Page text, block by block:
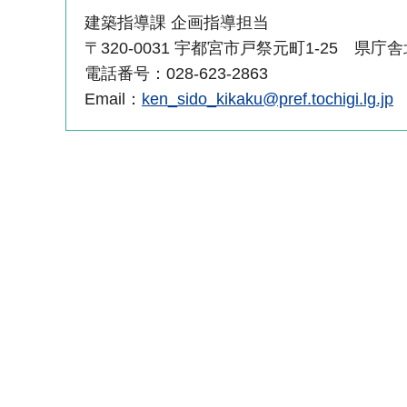
建築指導課 企画指導担当
〒320-0031 宇都宮市戸祭元町1-25 県庁舎
電話番号：028-623-2863
Email： ken_sido_kikaku@pref.tochigi.lg.jp